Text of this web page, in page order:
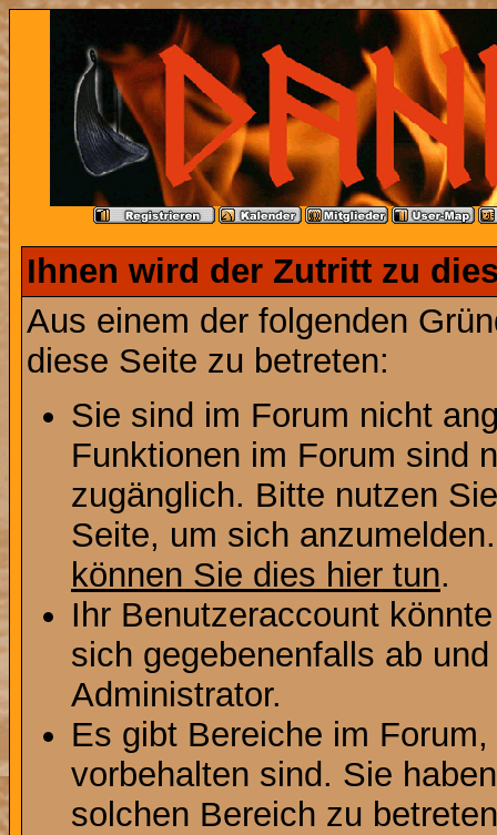
Ihnen wird der Zutritt zu
Aus einem der folgenden
diese Seite zu betreten:
Sie sind im Forum nicht
Funktionen im Forum sind
zugänglich. Bitte nutzen
Seite, um sich
können Sie dies hier tun.
Ihr Benutzeraccount
sich gegebenenfalls ab
Administrator.
Es gibt Bereiche im
vorbehalten sind. Sie
solchen Bereich zu